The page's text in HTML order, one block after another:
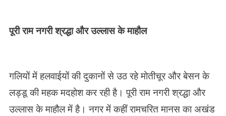
पूरी राम नगरी श्रद्धा और उल्लास के माहौल
गलियों में हलवाईयों की दुकानों से उठ रहे मोतीचूर और बेसन के
लड्डू की महक मदहोश कर रही है। पूरी राम नगरी श्रद्धा और
उल्लास के माहौल में है। नगर में कहीं रामचरित मानस का अखंड